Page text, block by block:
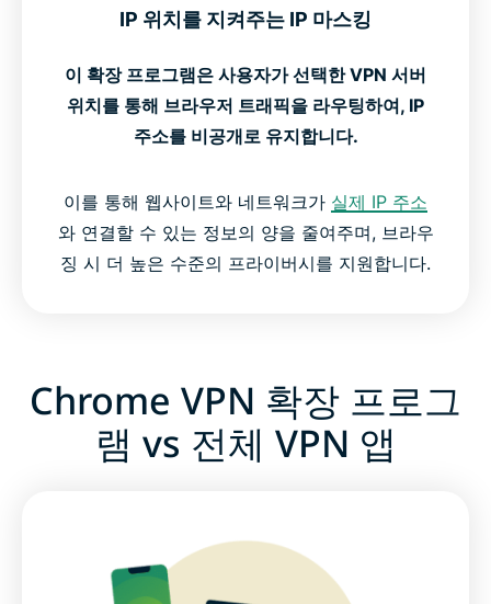
IP 위치를 지켜주는 IP 마스킹
이 확장 프로그램은 사용자가 선택한 VPN 서버
위치를 통해 브라우저 트래픽을 라우팅하여, IP
주소를 비공개로 유지합니다.
이를 통해 웹사이트와 네트워크가 실제 IP 주소
와 연결할 수 있는 정보의 양을 줄여주며, 브라우
징 시 더 높은 수준의 프라이버시를 지원합니다.
Chrome VPN 확장 프로그
램 vs 전체 VPN 앱